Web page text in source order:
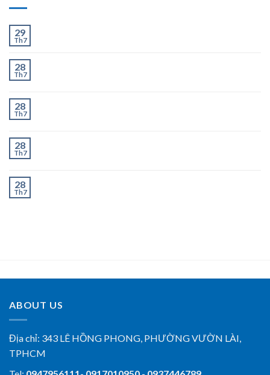
29
Th7
28
Th7
28
Th7
28
Th7
28
Th7
ABOUT US
Địa chỉ: 343 LÊ HỒNG PHONG, PHƯỜNG VƯỜN LÀI,
TPHCM